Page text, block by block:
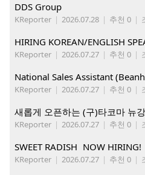
DDS Group
KReporter | 2026.07.28 | 추천 0 |
KReporter | 2026.07.27 | 추천 0 |
National Sales Assistant
KReporter | 2026.07.27 | 추천 0 |
KReporter | 2026.07.27 | 추천 0 |
SWEET RADISH NOW HIRING!
KReporter | 2026.07.27 | 추천 0 |